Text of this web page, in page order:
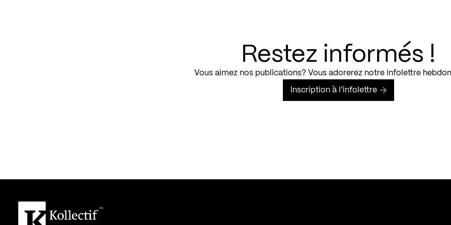
Restez informés !
Vous aimez nos publications? Vous adorerez notre infolettre
Inscription à l’infolettre